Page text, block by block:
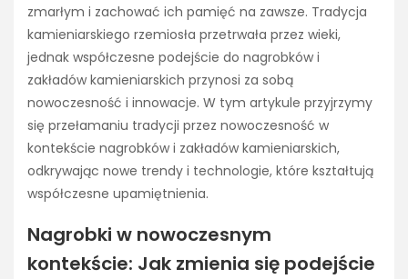
zmarłym i zachować ich pamięć na zawsze. Tradycja
kamieniarskiego rzemiosła przetrwała przez wieki,
jednak współczesne podejście do nagrobków i
zakładów kamieniarskich przynosi za sobą
nowoczesność i innowacje. W tym artykule przyjrzymy
się przełamaniu tradycji przez nowoczesność w
kontekście nagrobków i zakładów kamieniarskich,
odkrywając nowe trendy i technologie, które kształtują
współczesne upamiętnienia.
Nagrobki w nowoczesnym
kontekście: Jak zmienia się podejście